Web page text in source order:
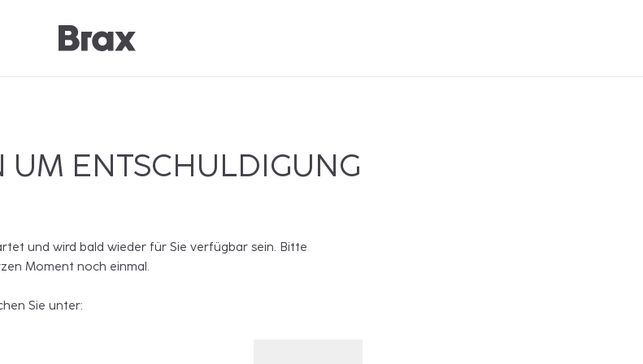
UM ENTSCHULDIGUNG
und wird bald wieder für Sie verfügbar sein. Bitte
Moment noch einmal.
Sie unter: